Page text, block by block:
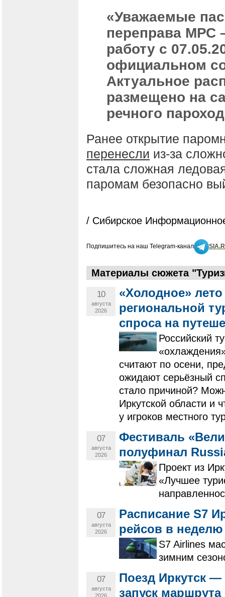
«Уважаемые
переправа МРС
работу с
официальном
Актуальное
размещено на
речного
Ранее открытие
перенесли из-за
стала сложная
паромам безопасно
/ Сибирское
Подпишитесь на наш Telegram-канал
Материалы сюжета
10
августа
2026
«Холодное»
региональной
спроса на
Российский
считают по осени,
ожидают серьёзный
стало причиной?
Иркутской области и
у игроков местного
07
августа
2026
Фестиваль
полуфинал
Проект из
«Лучшее
07
августа
2026
Расписание S7
рейсов в
S7 Airlines
зимним
07
августа
2026
Поезд Иркутск
запуск маршрута